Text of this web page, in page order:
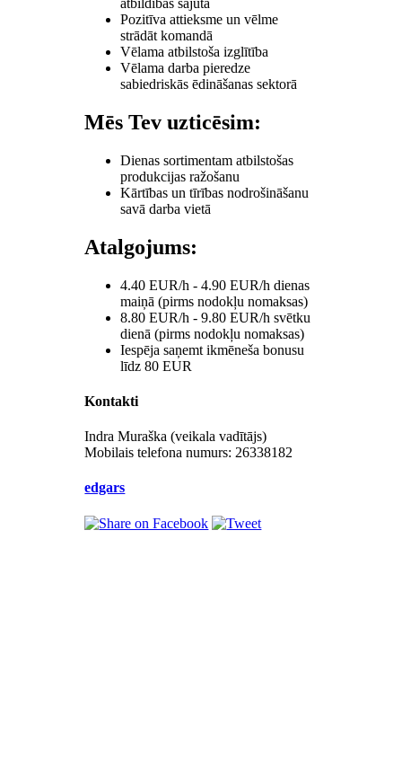
atbildības sajūta
Pozitīva attieksme un vēlme
strādāt komandā
Vēlama atbilstoša izglītība
Vēlama darba pieredze
sabiedriskās ēdināšanas sektorā
Mēs Tev uzticēsim:
Dienas sortimentam atbilstošas
produkcijas ražošanu
Kārtības un tīrības nodrošināšanu
savā darba vietā
Atalgojums:
4.40 EUR/h - 4.90 EUR/h dienas
maiņā (pirms nodokļu nomaksas)
8.80 EUR/h - 9.80 EUR/h svētku
dienā (pirms nodokļu nomaksas)
Iespēja saņemt ikmēneša bonusu
līdz 80 EUR
Kontakti
Indra Muraška (veikala vadītājs)
Mobilais telefona numurs: 26338182
edgars